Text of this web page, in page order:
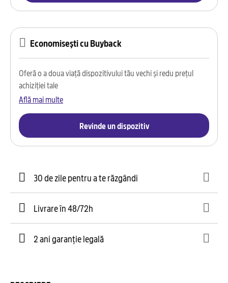
Economisești cu Buyback
Oferă o a doua viață dispozitivului tău vechi și redu prețul
achiziției tale
Află mai multe
Revinde un dispozitiv
30 de zile pentru a te răzgândi
Livrare în 48/72h
2 ani garanție legală